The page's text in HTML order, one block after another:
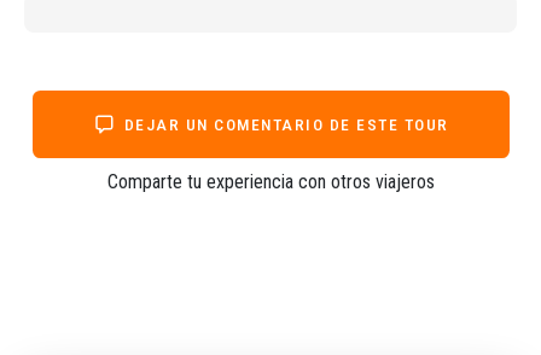
DEJAR UN COMENTARIO DE ESTE TOUR
Comparte tu experiencia con otros viajeros